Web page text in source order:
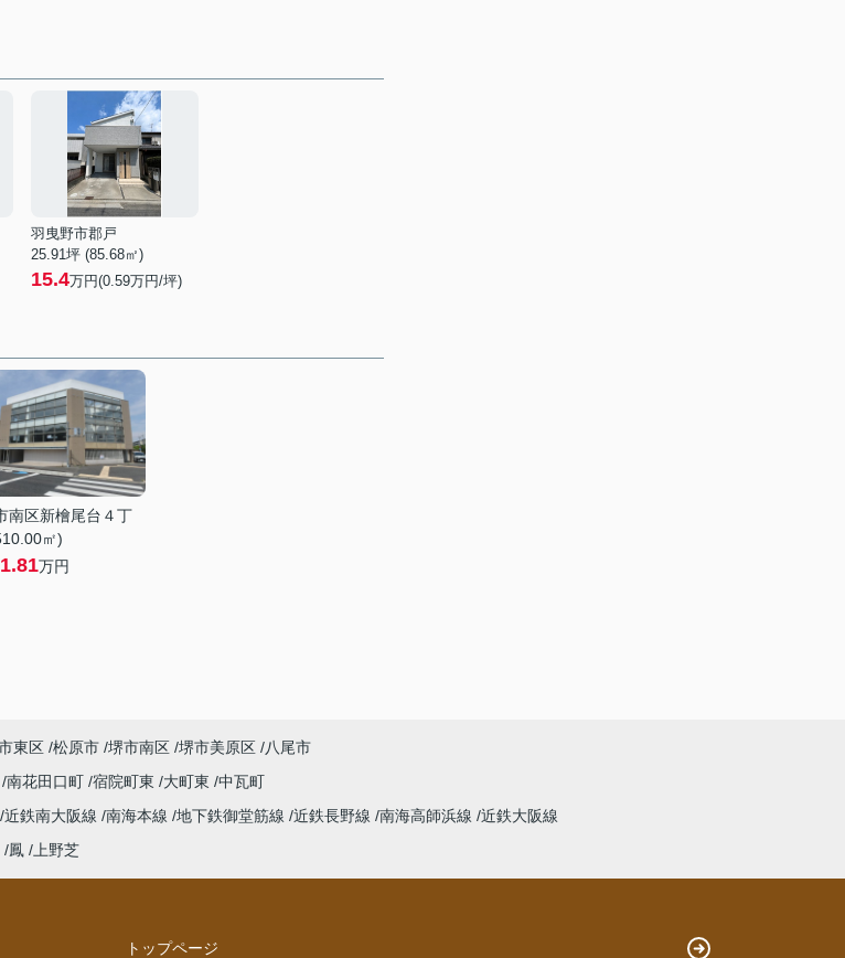
羽曳野市郡戸
25.91坪 (85.68㎡)
15.4万円(0.59万円/坪)
南区新檜尾台４丁
㎡)
万円
東区 松原市 堺市南区 堺市美原区
八尾市
南花田口町 宿院町東 大町東 中瓦町
近鉄南大阪線 南海本線 地下鉄御堂筋線 近鉄長野線 南海高師浜線 近鉄大阪線
鳳 上野芝
トップページ